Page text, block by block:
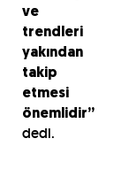
ve
trendleri
yakından
takip
etmesi
önemlidir”
dedi.